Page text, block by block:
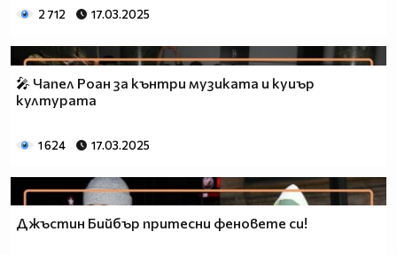
2 712 17.03.2025
🎤 Чапел Роан за кънтри музиката и куиър
културата
1 624 17.03.2025
Джъстин Бийбър притесни феновете си!